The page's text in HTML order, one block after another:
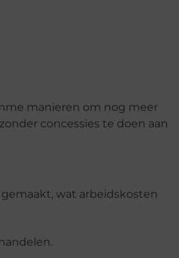
manieren om nog meer
concessies te doen aan
wat arbeidskosten